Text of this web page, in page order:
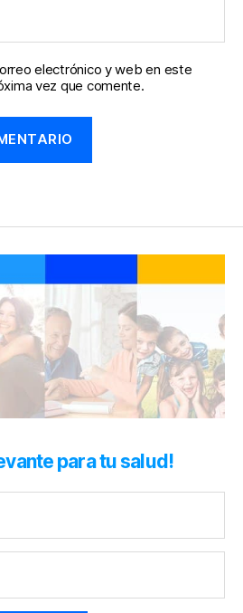
electrónico y web en este
vez que comente.
para tu salud!